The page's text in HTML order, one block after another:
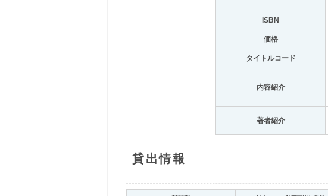
ISBN
価格
タイトルコード
内容紹介
著者紹介
貸出情報